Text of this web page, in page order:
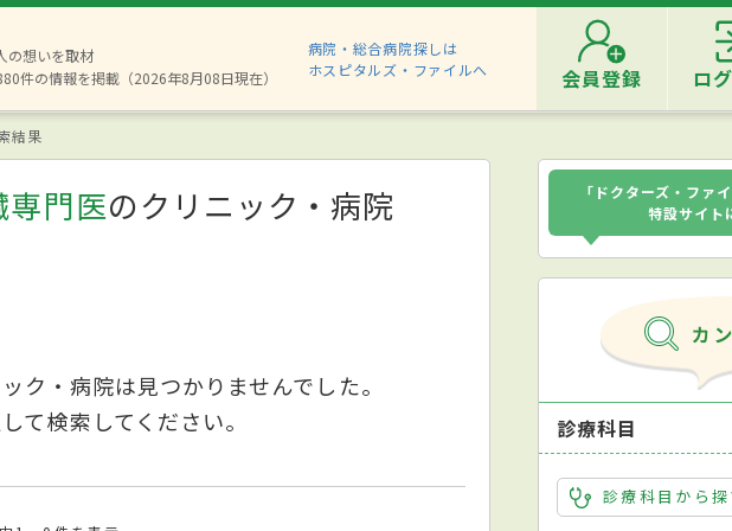
の想いを取材
件の情報を掲載（2026年8月08日現在）
病院・総合病院探しは
ホスピタルズ・ファイルへ
会員登録 ロ
結果
門医のクリニック・病院
ク・病院は見つかりませんでした。
て検索してください。
「ドクターズ・ファ
特設サイト
診療科目
診療科目から探